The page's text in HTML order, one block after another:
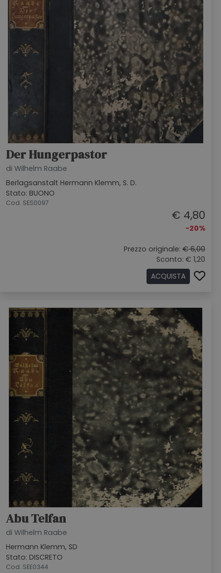
Der Hungerpastor
di Wilhelm Raabe
Berlagsanstalt Hermann Klemm, S. D.
Stato: BUONO
Cod. SES0097
€ 4,80
-20%
Prezzo originale: € 6,00
Sconto: € 1,20
ACQUISTA
Abu Telfan
di Wilhelm Raabe
Hermann Klemm, SD
Stato: DISCRETO
Cod. SEE0344